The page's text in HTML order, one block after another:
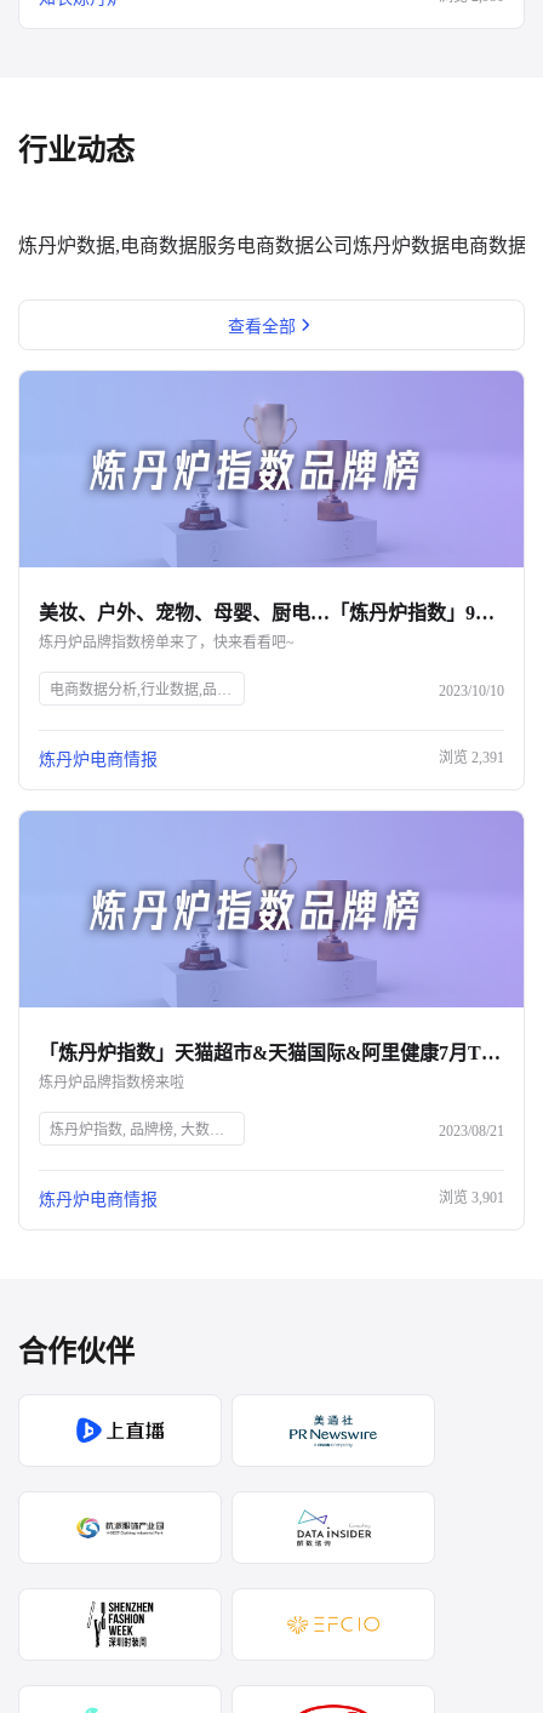
行业动态
炼丹炉数据,电商数据服务电商数据公司炼丹炉数据电商数据
查看全部
美妆、户外、宠物、母婴、厨电…「炼丹炉指数」9月TOP品牌榜
炼丹炉品牌指数榜单来了，快来看看吧~
电商数据分析,行业数据,品牌数据,店铺数据,商品数据,炼丹炉,炼丹炉指数,美容护肤,彩妆,奶粉,户外用品,零食,厨房电器,宠物食品,宠物用品,数据盘点,销售增长,市场趋势 2023/10/10
炼丹炉电商情报 浏览 2,391
「炼丹炉指数」天猫超市&天猫国际&阿里健康7月TOP10品牌榜
炼丹炉品牌指数榜来啦
炼丹炉指数, 品牌榜, 大数据, 销售数据, 热度分, 行为事件分, 衰减因子, 月榜, 年榜, 天猫超市, 水饮类, 纯牛奶, 抽纸, 心相印, 天猫国际, 美妆, 防晒霜, 电子产品, 保健食品, Swiss, 阿里健康, 保健食品, 药品, 肠胃用药, 儿童维生素D, 钙片 2023/08/21
炼丹炉电商情报 浏览 3,901
合作伙伴